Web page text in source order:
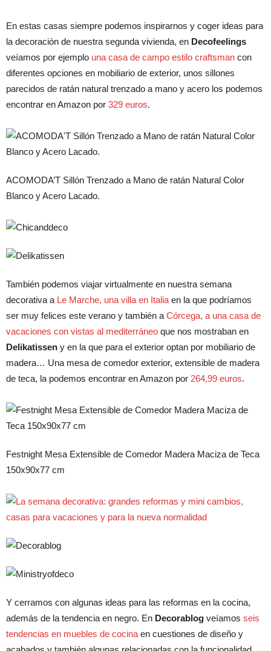
En estas casas siempre podemos inspirarnos y coger ideas para
la decoración de nuestra segunda vivienda, en Decofeelings
veíamos por ejemplo una casa de campo estilo craftsman con
diferentes opciones en mobiliario de exterior, unos sillones
parecidos de ratán natural trenzado a mano y acero los podemos
encontrar en Amazon por 329 euros.
ACOMODA’T Sillón Trenzado a Mano de ratán Natural Color
Blanco y Acero Lacado.
También podemos viajar virtualmente en nuestra semana
decorativa a Le Marche, una villa en Italia en la que podríamos
ser muy felices este verano y también a Córcega, a una casa de
vacaciones con vistas al mediterráneo que nos mostraban en
Delikatissen y en la que para el exterior optan por mobiliario de
madera… Una mesa de comedor exterior, extensible de madera
de teca, la podemos encontrar en Amazon por 264,99 euros.
Festnight Mesa Extensible de Comedor Madera Maciza de Teca
150x90x77 cm
Y cerramos con algunas ideas para las reformas en la cocina,
además de la tendencia en negro. En Decorablog veíamos seis
tendencias en muebles de cocina en cuestiones de diseño y